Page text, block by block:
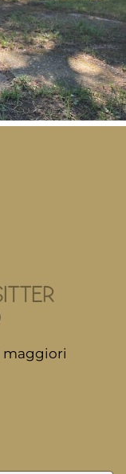
maggiori